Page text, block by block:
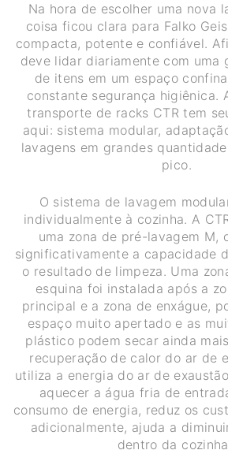
Na hora de escolher uma nova
coisa ficou clara para Falko
compacta, potente e confiável.
deve lidar diariamente com uma
de itens em um espaço
constante segurança higiênica.
transporte de racks CTR tem
aqui: sistema modular,
lavagens em grandes
pico.
O sistema de lavagem
individualmente à cozinha. A
uma zona de pré-lavagem M,
significativamente a capacidade
o resultado de limpeza. Uma
esquina foi instalada após a
principal e a zona de enxágue,
espaço muito apertado e as
plástico podem secar ainda
recuperação de calor do ar de
utiliza a energia do ar de
aquecer a água fria de
consumo de energia, reduz os
adicionalmente, ajuda a
dentro da